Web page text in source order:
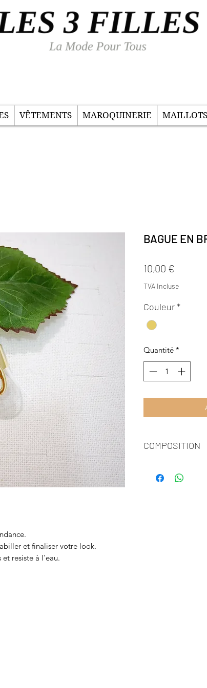
VÊTEMENTS MAROQUINERIE
et finaliser votre look.
resiste à l'eau.
BAGUE EN
10,00 €
TVA Incluse
Couleur*
Quantité *
COMPOSITION